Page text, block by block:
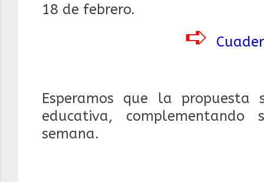
18 de febrero.
➪
Esperamos que la
educativa,
semana.